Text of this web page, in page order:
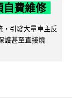
自費維修
引發大量車主反
護甚至直接燒